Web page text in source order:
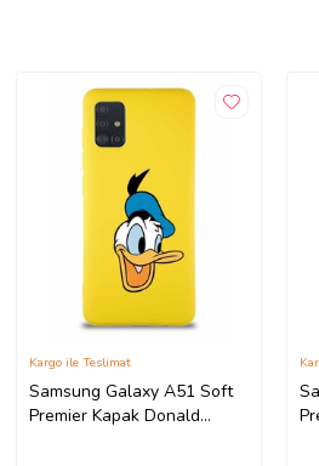
Samsung Galaxy A51 Soft
Premier Kapak Donald
Kargo ile Teslimat